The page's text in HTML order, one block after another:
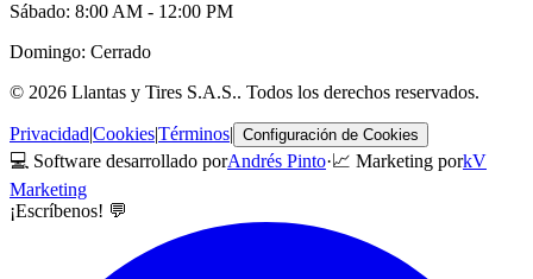
Sábado: 8:00 AM - 12:00 PM
Domingo: Cerrado
© 2026 Llantas y Tires S.A.S.. Todos los derechos reservados.
Privacidad|Cookies|Términos| Configuración de Cookies
💻 Software desarrollado porAndrés Pinto·📈 Marketing porkV
Marketing
¡Escríbenos! 💬